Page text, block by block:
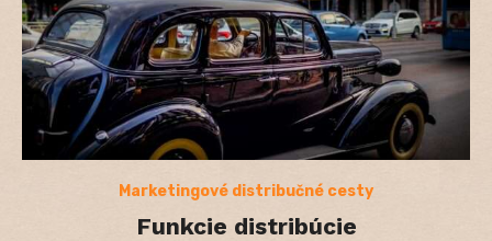
Marketingové distribučné cesty
Funkcie distribúcie